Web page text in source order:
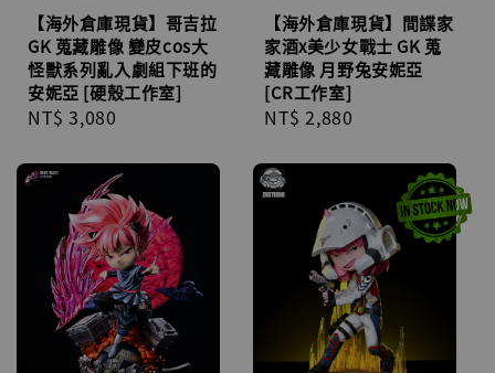
【海外倉庫現貨】哥吉拉
GK 蒐藏雕像 變皮cos大
怪獸系列亂入劇組下班的
安妮亞 [硬殼工作室]
Regular
NT$ 3,080
【海外倉庫現貨】間諜家
家酒x美少女戰士 GK 蒐
藏雕像 月野兔安妮亞
[CR工作室]
Regular
NT$ 2,880